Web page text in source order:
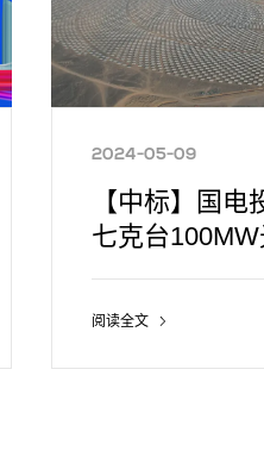
2024-05-09
【中标】国
七克台
程总承包项目
阅读全文